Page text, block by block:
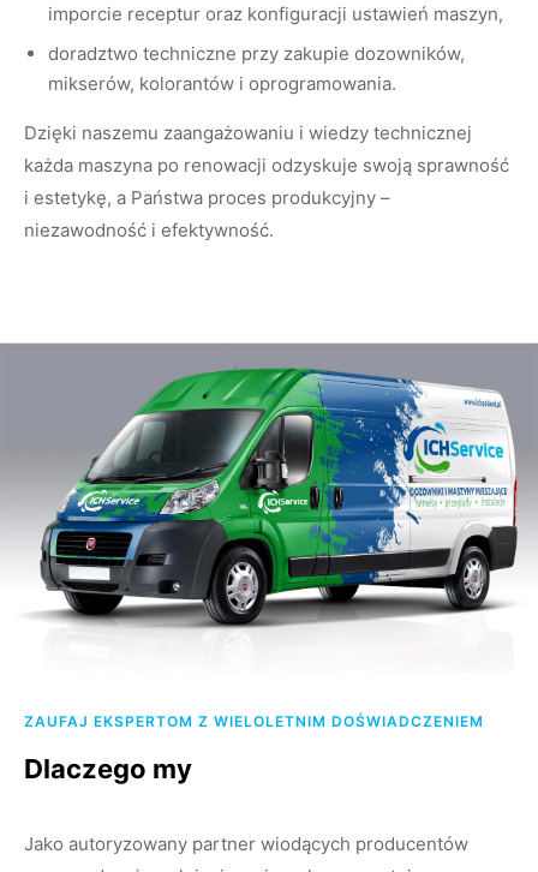
imporcie receptur oraz konfiguracji ustawień maszyn,
doradztwo techniczne przy zakupie dozowników,
mikserów, kolorantów i oprogramowania.
Dzięki naszemu zaangażowaniu i wiedzy technicznej
każda maszyna po renowacji odzyskuje swoją sprawność
i estetykę, a Państwa proces produkcyjny –
niezawodność i efektywność.
ZAUFAJ EKSPERTOM Z WIELOLETNIM DOŚWIADCZENIEM
Dlaczego my
Jako autoryzowany partner wiodących producentów